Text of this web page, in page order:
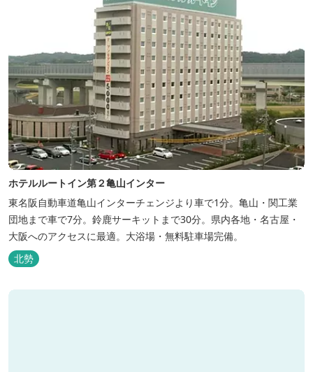
ホテルルートイン第２亀山インター
東名阪自動車道亀山インターチェンジより車で1分。亀山・関工業
団地まで車で7分。鈴鹿サーキットまで30分。県内各地・名古屋・
大阪へのアクセスに最適。大浴場・無料駐車場完備。
北勢